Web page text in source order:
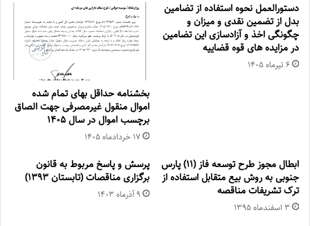
دستورالعمل نحوه استفاده از تضامین
بدل از تضمین نقدی و میزان و
چگونگی اخذ و آزادسازی این تضامین
در مزایده های قوه قضاییه
۶ تیر‌ماه ۱۴۰۵
بخشنامه حداقل بهای تمام شده
اموال منقول غیرمصرفی جهت الصاق
برچسب اموال در سال ۱۴۰۵
۱۷ خرداد‌ماه ۱۴۰۵
ابطال مجوز طرح توسعه فاز (11) پارس
جنوبی به روش بیع متقابل استفاده از
ترک تشریفات مناقصه
۳ اسفند‌ماه ۱۳۹۵
پرسش و پاسخ مربوط به قانون
برگزاری مناقصات (تابستان 1393)
۹ آذر‌ماه ۱۴۰۳